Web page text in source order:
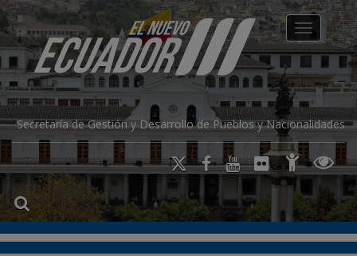
Secretaría de Gestión y Desarrollo de Pueblos y Nacionalidades
Toggle
modal-check